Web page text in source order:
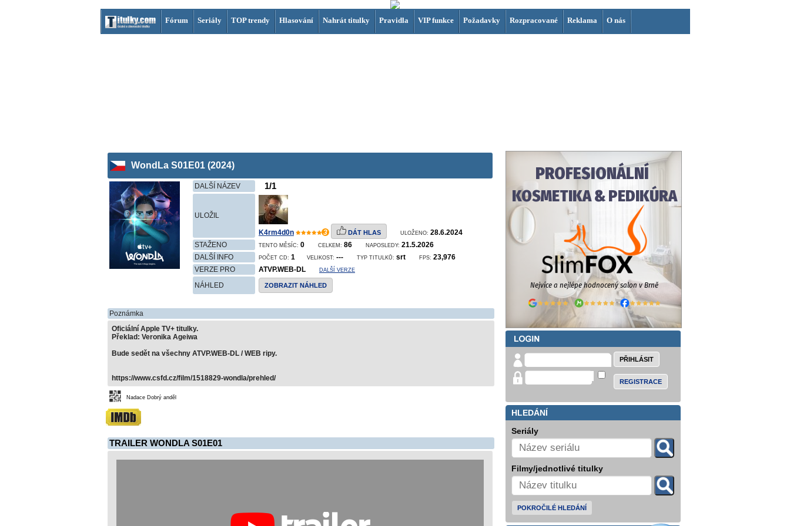
Fórum Seriály TOP trendy Hlasování Nahrát titulky Pravidla VIP funkce Požadavky Rozpracované Reklama O nás
WondLa S01E01 (2024)
DALŠÍ NÁZEV 1/1
ULOŽIL
K4rm4d0n 3 DÁT HLAS ULOŽENO: 28.6.2024
STAŽENO
TENTO MĚSÍC: 0 CELKEM: 86 NAPOSLEDY: 21.5.2026
DALŠÍ INFO
POČET CD: 1 VELIKOST: --- TYP TITULKŮ: srt FPS: 23,976
VERZE PRO
ATVP.WEB-DL DALŠÍ VERZE
NÁHLED ZOBRAZIT NÁHLED
Poznámka
Oficiální Apple TV+ titulky.
Překlad: Veronika Ageiwa
Bude sedět na všechny ATVP.WEB-DL / WEB ripy.
https://www.csfd.cz/film/1518829-wondla/prehled/
Nadace Dobrý anděl
TRAILER WONDLA S01E01
REGISTRACE
HLEDÁNÍ
Seriály
Filmy/jednotlivé titulky
POKROČILÉ HLEDÁNÍ